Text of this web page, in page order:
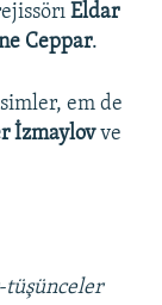
Eldar
Ceppar.
em de
İzmaylovve